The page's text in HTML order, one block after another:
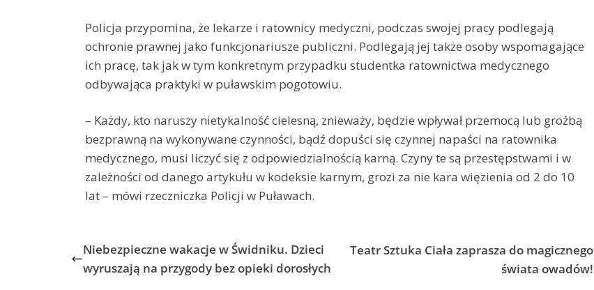
Policja przypomina, że lekarze i ratownicy medyczni, podczas swojej pracy podlegają
ochronie prawnej jako funkcjonariusze publiczni. Podlegają jej także osoby wspomagające
ich pracę, tak jak w tym konkretnym przypadku studentka ratownictwa medycznego
odbywająca praktyki w puławskim pogotowiu.
– Każdy, kto naruszy nietykalność cielesną, znieważy, będzie wpływał przemocą lub groźbą
bezprawną na wykonywane czynności, bądź dopuści się czynnej napaści na ratownika
medycznego, musi liczyć się z odpowiedzialnością karną. Czyny te są przestępstwami i w
zależności od danego artykułu w kodeksie karnym, grozi za nie kara więzienia od 2 do 10
lat – mówi rzeczniczka Policji w Puławach.
Niebezpieczne wakacje w Świdniku. Dzieci
wyruszają na przygody bez opieki dorosłych
Teatr Sztuka Ciała zaprasza do magicznego
świata owadów!